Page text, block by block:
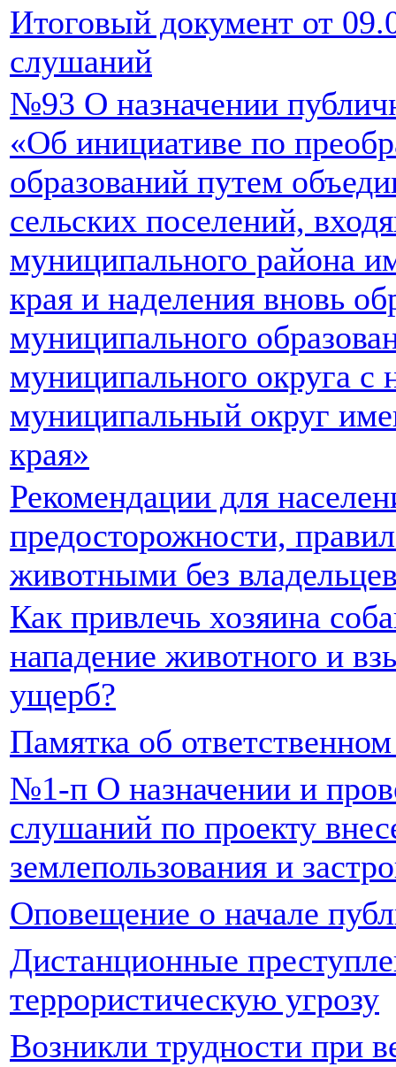
Итоговый документ от
слушаний
№93 О назначении
«Об инициативе по
образований путем
сельских поселений,
муниципального района
края и наделения вновь
муниципального
муниципального округа с
муниципальный округ
края»
Рекомендации для
предосторожности,
животными без
Как привлечь хозяина
нападение животного и
ущерб?
Памятка об
№1-п О назначении и
слушаний по проекту
землепользования и
Оповещение о начале
Дистанционные
террористическую угрозу
Возникли трудности при